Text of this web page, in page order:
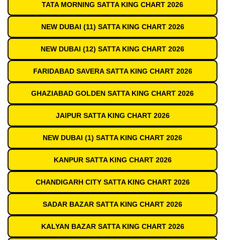
TATA MORNING SATTA KING CHART 2026
NEW DUBAI (11) SATTA KING CHART 2026
NEW DUBAI (12) SATTA KING CHART 2026
FARIDABAD SAVERA SATTA KING CHART 2026
GHAZIABAD GOLDEN SATTA KING CHART 2026
JAIPUR SATTA KING CHART 2026
NEW DUBAI (1) SATTA KING CHART 2026
KANPUR SATTA KING CHART 2026
CHANDIGARH CITY SATTA KING CHART 2026
SADAR BAZAR SATTA KING CHART 2026
KALYAN BAZAR SATTA KING CHART 2026